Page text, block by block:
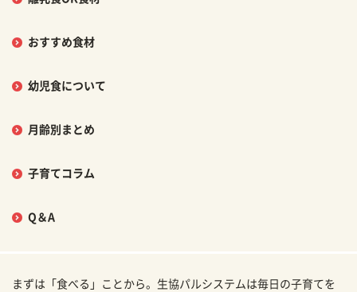
おすすめ食材
幼児食について
月齢別まとめ
子育てコラム
Q＆A
まずは「食べる」ことから。生協パルシステムは毎日の子育てを